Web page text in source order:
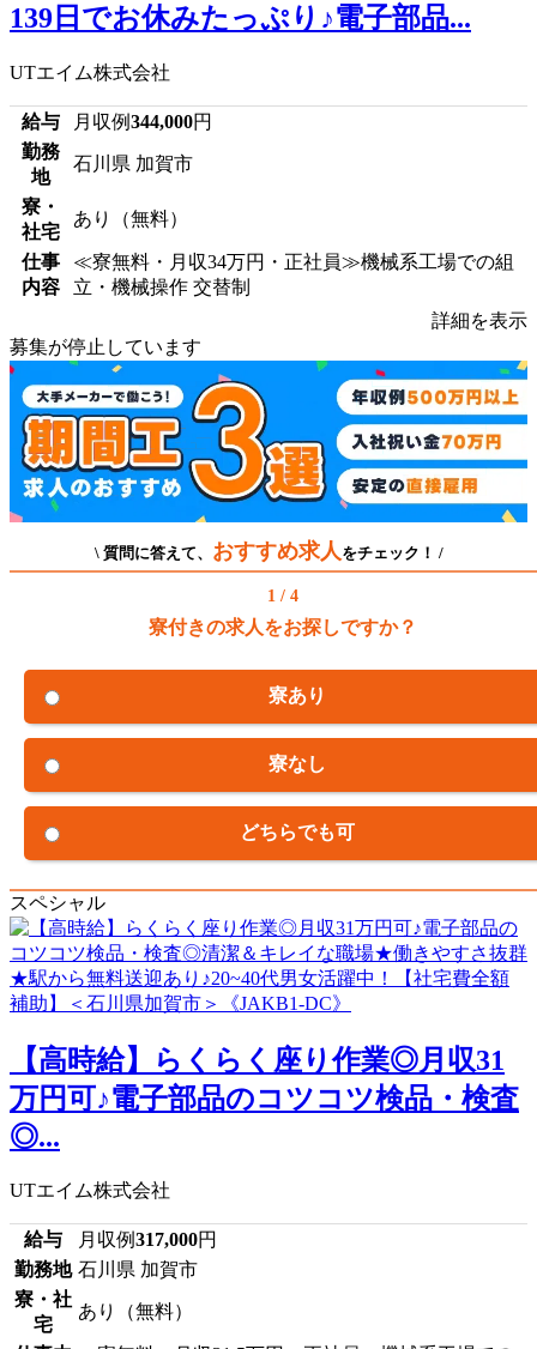
139日でお休みたっぷり♪電子部品...
UTエイム株式会社
給与 月収例344,000円
勤務
地
石川県 加賀市
寮・
社宅
あり（無料）
仕事
内容
≪寮無料・月収34万円・正社員≫機械系工場での組
立・機械操作 交替制
詳細を表示
募集が停止しています
\ 質問に答えて、 おすすめ求人 をチェック！ /
1 / 4
寮付きの求人をお探しですか？
寮あり
寮なし
どちらでも可
スペシャル
【高時給】らくらく座り作業◎月収31
万円可♪電子部品のコツコツ検品・検査
◎...
UTエイム株式会社
給与 月収例317,000円
勤務地 石川県 加賀市
寮・社
宅
あり（無料）